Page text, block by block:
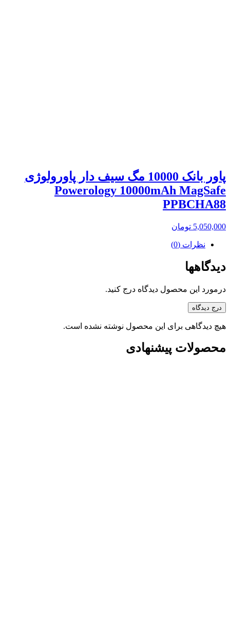
پاور بانک 10000 مگ سیف دار پاورولوژی
Powerology 10000mAh MagSafe
PPBCHA88
5,050,000 تومان
نظرات (0)
دیدگاهها
درمورد این محصول دیدگاه درج کنید.
درج دیدگاه
هیچ دیدگاهی برای این محصول نوشته نشده است.
محصولات پیشنهادی